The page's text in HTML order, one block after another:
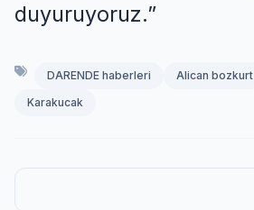
duyuruyoruz.”
DARENDE haberleri Alican bozkurt
Karakucak